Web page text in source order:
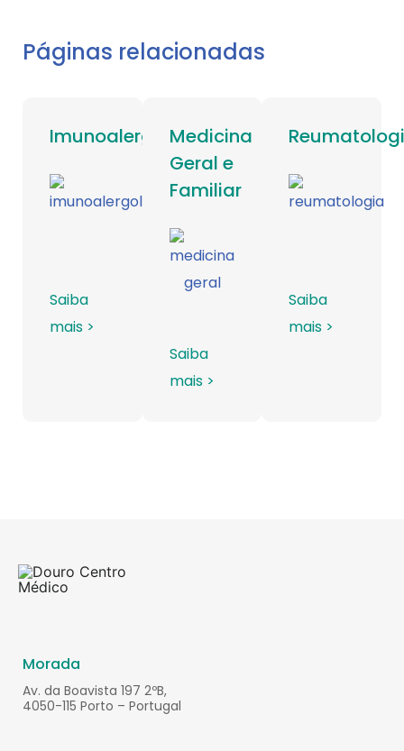
Páginas relacionadas
Imunoalergologia
Saiba
mais >
Medicina
Geral e
Familiar
Saiba
mais >
Saiba
mais >
Morada
Av. da Boavista 197 2ºB,
4050-115 Porto – Portugal